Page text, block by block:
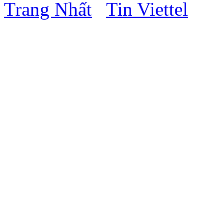
Trang Nhất Tin Viettel